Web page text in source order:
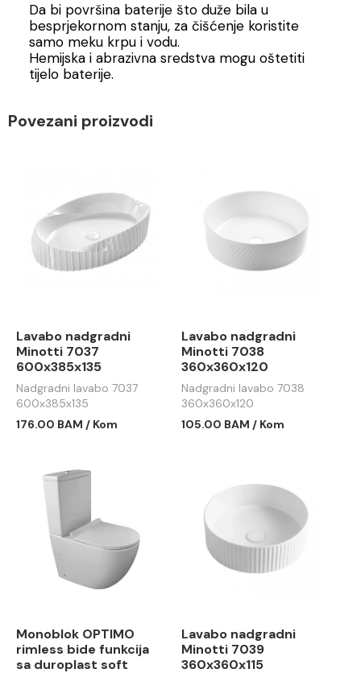
Da bi površina baterije što duže bila u
besprjekornom stanju, za čišćenje koristite
samo meku krpu i vodu.
Hemijska i abrazivna sredstva mogu oštetiti
tijelo baterije.
Povezani proizvodi
Lavabo nadgradni
Minotti 7037
600x385x135
Nadgradni lavabo 7037
600x385x135
176.00 BAM / Kom
Lavabo nadgradni
Minotti 7038
360x360x120
Nadgradni lavabo 7038
360x360x120
105.00 BAM / Kom
Monoblok OPTIMO
rimless bide funkcija
sa duroplast soft
Lavabo nadgradni
Minotti 7039
360x360x115